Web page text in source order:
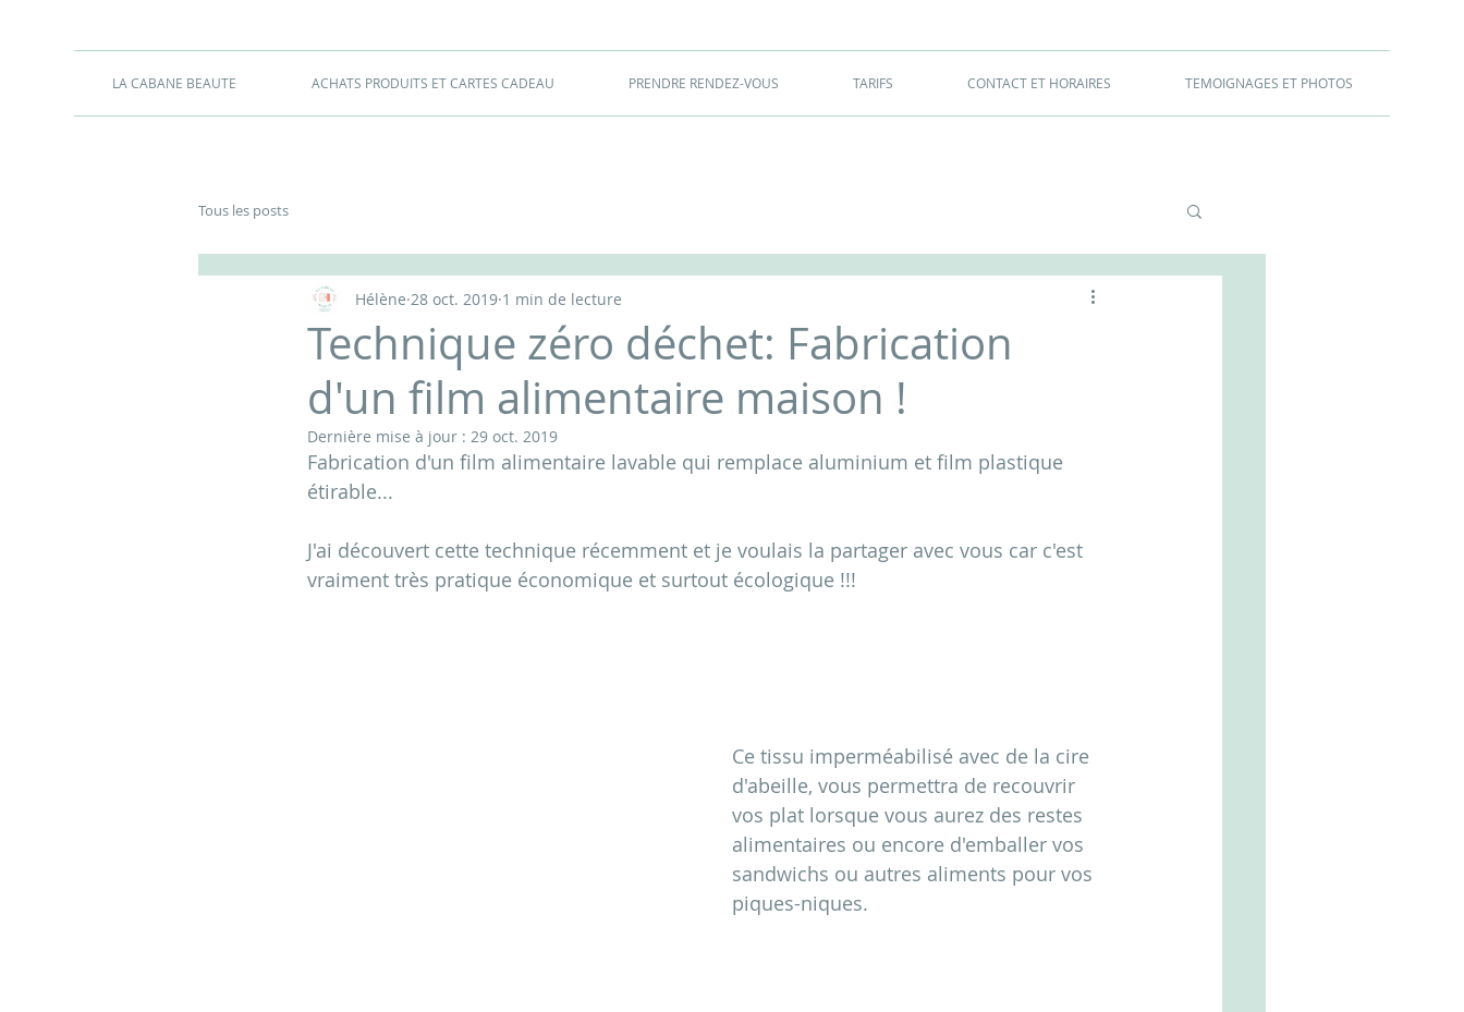
LA CABANE BEAUTE ACHATS PRODUITS ET CARTES CADEAU PRENDRE RENDEZ-VOUS TARIFS CONTACT ET HORAIRES TEMOIGNAGES ET PHOTOS
Tous les posts
Technique zéro déchet: Fabrication
d'un film alimentaire maison !
Hélène 28 oct. 2019 1 min de lecture
Dernière mise à jour : 29 oct. 2019
Fabrication d'un film alimentaire lavable qui remplace aluminium et film plastique
étirable...
J'ai découvert cette technique récemment et je voulais la partager avec vous car c'est
vraiment très pratique économique et surtout écologique !!!
Ce tissu imperméabilisé avec de la cire
d'abeille, vous permettra de recouvrir
vos plat lorsque vous aurez des restes
alimentaires ou encore d'emballer vos
sandwichs ou autres aliments pour vos
piques-niques.